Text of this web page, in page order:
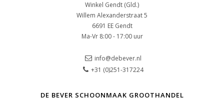
Winkel Gendt (Gld.)
Willem Alexanderstraat 5
6691 EE Gendt
Ma-Vr 8:00 - 17:00 uur
info@debever.nl
+31 (0)251-317224
DE BEVER SCHOONMAAK GROOTHANDEL